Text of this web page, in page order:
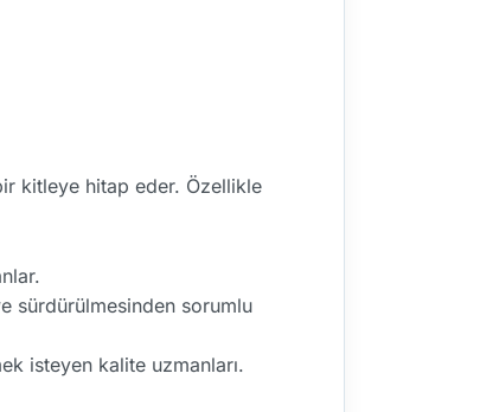
kitleye hitap eder. Özellikle
sürdürülmesinden sorumlu
isteyen kalite uzmanları.